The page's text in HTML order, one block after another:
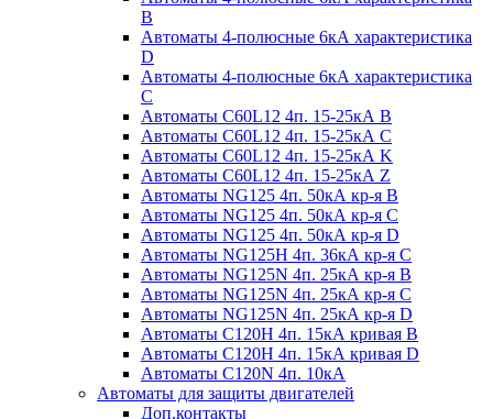
B
Автоматы 4-полюсные 6кА характеристика
D
Автоматы 4-полюсные 6кА характеристика
С
Автоматы C60L12 4п. 15-25кА B
Автоматы C60L12 4п. 15-25кА C
Автоматы C60L12 4п. 15-25кА K
Автоматы C60L12 4п. 15-25кА Z
Автоматы NG125 4п. 50кА кр-я B
Автоматы NG125 4п. 50кА кр-я C
Автоматы NG125 4п. 50кА кр-я D
Автоматы NG125H 4п. 36кА кр-я C
Автоматы NG125N 4п. 25кА кр-я B
Автоматы NG125N 4п. 25кА кр-я C
Автоматы NG125N 4п. 25кА кр-я D
Автоматы С120H 4п. 15кА кривая B
Автоматы С120H 4п. 15кА кривая D
Автоматы С120N 4п. 10кА
Автоматы для защиты двигателей
Доп.контакты